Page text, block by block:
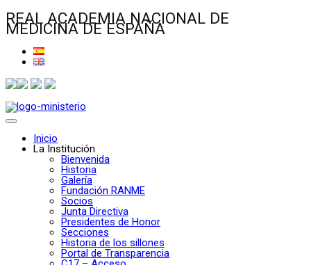
REAL ACADEMIA NACIONAL DE
MEDICINA DE ESPAÑA
Inicio
La Institución
Bienvenida
Historia
Galería
Fundación RANME
Socios
Junta Directiva
Presidentes de Honor
Secciones
Historia de los sillones
Portal de Transparencia